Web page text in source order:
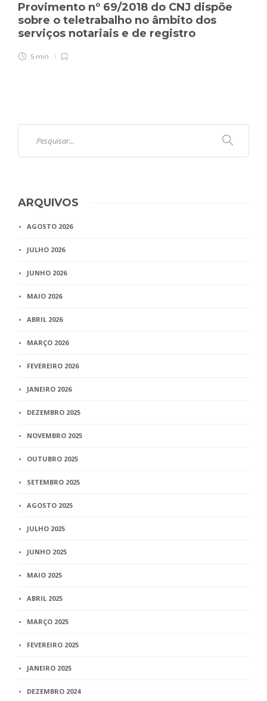
Provimento nº 69/2018 do CNJ dispõe
sobre o teletrabalho no âmbito dos
serviços notariais e de registro
5 min
ARQUIVOS
AGOSTO 2026
JULHO 2026
JUNHO 2026
MAIO 2026
ABRIL 2026
MARÇO 2026
FEVEREIRO 2026
JANEIRO 2026
DEZEMBRO 2025
NOVEMBRO 2025
OUTUBRO 2025
SETEMBRO 2025
AGOSTO 2025
JULHO 2025
JUNHO 2025
MAIO 2025
ABRIL 2025
MARÇO 2025
FEVEREIRO 2025
JANEIRO 2025
DEZEMBRO 2024